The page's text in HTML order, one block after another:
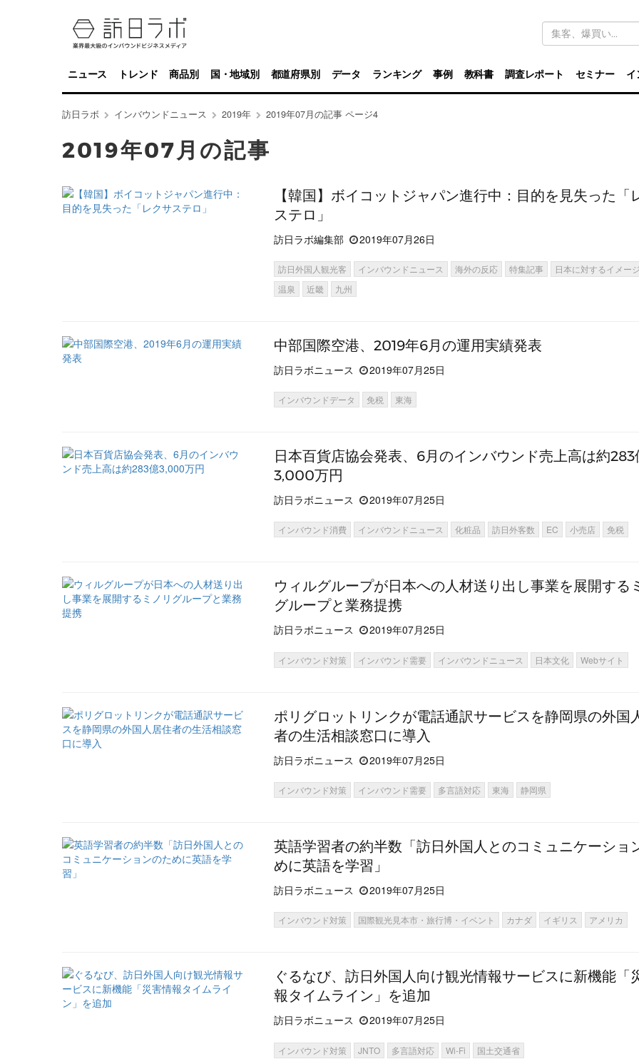
キ
ワ
ド
検
索
ニュース トレンド 商品別 国・地域別 都道府県別 データ ランキング 事例 教科書 調査レポート セミナー イ
訪日ラボ インバウンドニュース 2019年 2019年07月の記事 ページ4
2019年07月の記事
【韓国】ボイコットジャパン進行中：目的を見失った「
ステロ」
訪日ラボ編集部 2019年07月26日
訪日外国人観光客 インバウンドニュース 海外の反応 特集記事 日本に対するイメージ
温泉
近畿 九州
中部国際空港、2019年6月の運用実績発表
訪日ラボニュース 2019年07月25日
インバウンドデータ 免税 東海
日本百貨店協会発表、6月のインバウンド売上高は約283
3,000万円
訪日ラボニュース 2019年07月25日
インバウンド消費 インバウンドニュース 化粧品 訪日外客数 EC 小売店 免税
ウィルグループが日本への人材送り出し事業を展開する
グループと業務提携
訪日ラボニュース 2019年07月25日
インバウンド対策 インバウンド需要 インバウンドニュース 日本文化 Webサイト
ポリグロットリンクが電話通訳サービスを静岡県の外国
者の生活相談窓口に導入
訪日ラボニュース 2019年07月25日
インバウンド対策 インバウンド需要 多言語対応 東海 静岡県
英語学習者の約半数「訪日外国人とのコミュニケーショ
めに英語を学習」
訪日ラボニュース 2019年07月25日
インバウンド対策 国際観光見本市・旅行博・イベント カナダ イギリス アメリカ
ぐるなび、訪日外国人向け観光情報サービスに新機能「
報タイムライン」を追加
訪日ラボニュース 2019年07月25日
インバウンド対策 JNTO 多言語対応 Wi-Fi 国土交通省